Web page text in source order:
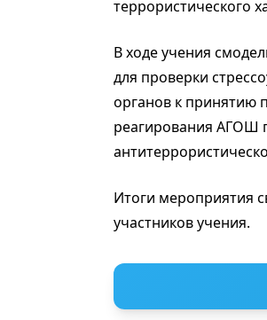
террористического
В ходе учения
для проверки
органов к принятию
реагирования АГОШ
Итоги мероприятия
участников учения.